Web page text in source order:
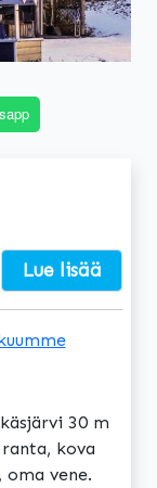
Lue lisää
30 m
kova
vene.